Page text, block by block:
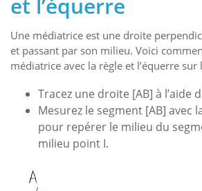
Une médiatrice est une droite
et passant par son milieu. Voici
médiatrice avec la règle et l’équerre sur
Tracez une droite [AB] à l’aide
Mesurez le segment [AB] avec
pour repérer le milieu du
milieu point I.